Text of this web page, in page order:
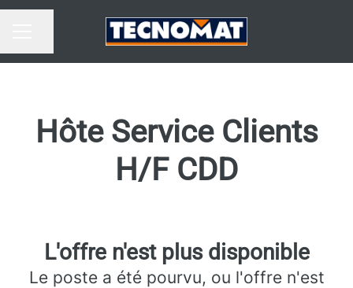
MENU CARRIÈRE
Partager la page
Hôte Service Clients
H/F CDD
L'offre n'est plus disponible
Le poste a été pourvu, ou l'offre n'est